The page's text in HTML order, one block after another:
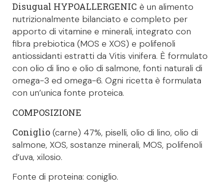
Disugual HYPOALLERGENIC è un alimento
nutrizionalmente bilanciato e completo per
apporto di vitamine e minerali, integrato con
fibra prebiotica (MOS e XOS) e polifenoli
antiossidanti estratti da Vitis vinifera. È formulato
con olio di lino e olio di salmone, fonti naturali di
omega-3 ed omega-6. Ogni ricetta è formulata
con un’unica fonte proteica.
COMPOSIZIONE
Coniglio (carne) 47%, piselli, olio di lino, olio di
salmone, XOS, sostanze minerali, MOS, polifenoli
d’uva, xilosio.
Fonte di proteina: coniglio.